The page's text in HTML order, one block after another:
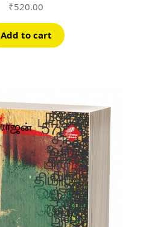
₹520.00
Add to cart